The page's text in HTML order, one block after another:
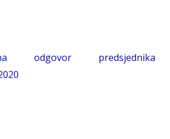
odgovor predsjednika